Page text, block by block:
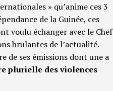
» qu’anime ces 3
de la Guinée, ces
voulu échanger avec le Chef
brulantes de l’actualité.
de ses émissions dont une a
plurielle des violences